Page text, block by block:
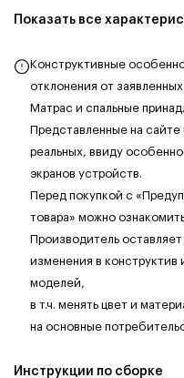
Показать все
Конструктивные
отклонения от
Матрас и спальные
Представленные на сайте
реальных, ввиду
экранов устройств.
Перед покупкой с
товара» можно
Производитель
изменения в конструктив
моделей,
в т.ч. менять цвет и
на основные
Инструкции по сборке